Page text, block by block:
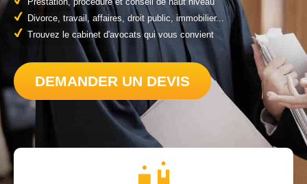
Prestation, procédure et conseil de haut niveau
Divorce, travail, affaires, droit public, immobilier...
Trouvez le cabinet d'avocats qui vous convient
DEMANDER UN DEVIS